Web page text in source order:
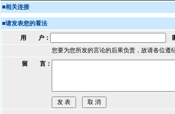
■相关连接
■请发表您的看法
用 户：
您要为您所发的言论的后果负责，故请各位遵
留 言：